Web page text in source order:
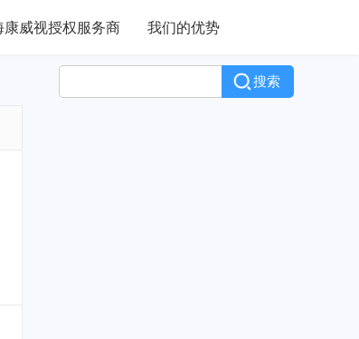
威视授权服务商 我们的优势
搜索